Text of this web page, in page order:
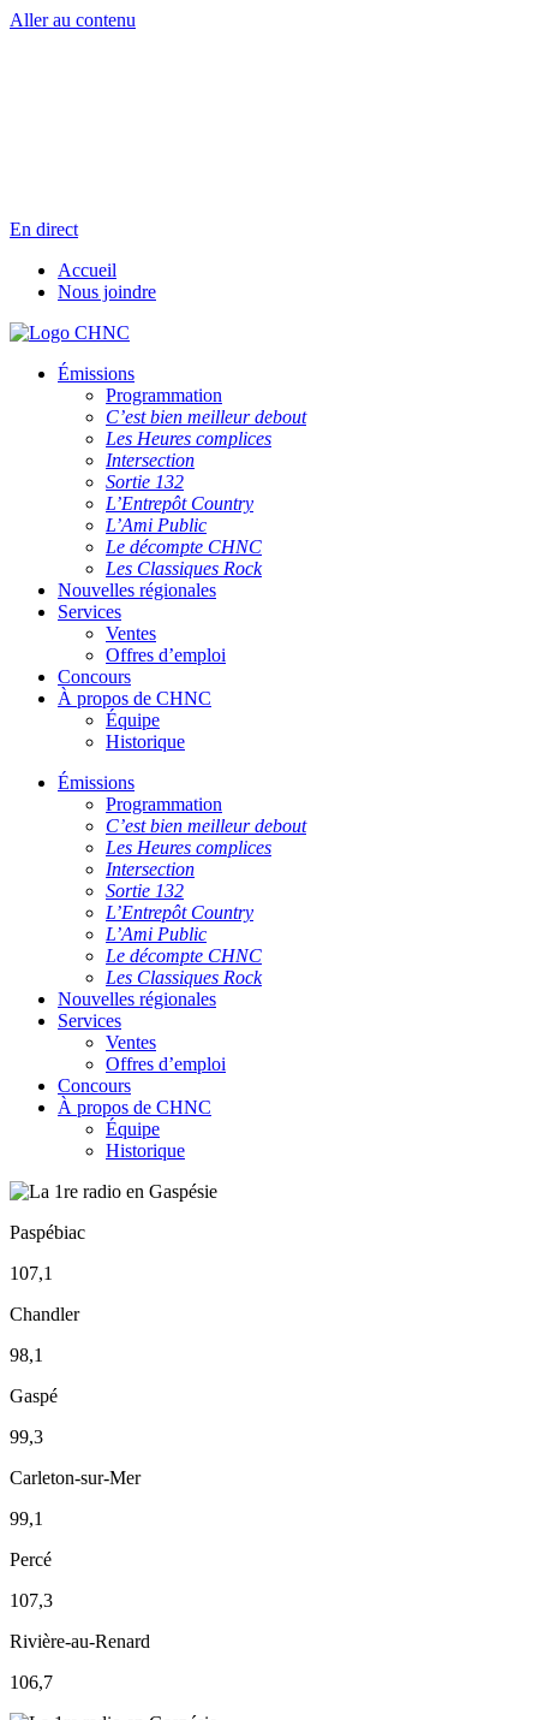
Aller au contenu
En direct
Accueil
Nous joindre
Émissions
Programmation
C’est bien meilleur debout
Les Heures complices
Intersection
Sortie 132
L’Entrepôt Country
L’Ami Public
Le décompte CHNC
Les Classiques Rock
Nouvelles régionales
Services
Ventes
Offres d’emploi
Concours
À propos de CHNC
Équipe
Historique
Émissions
Programmation
C’est bien meilleur debout
Les Heures complices
Intersection
Sortie 132
L’Entrepôt Country
L’Ami Public
Le décompte CHNC
Les Classiques Rock
Nouvelles régionales
Services
Ventes
Offres d’emploi
Concours
À propos de CHNC
Équipe
Historique
Paspébiac
107,1
Chandler
98,1
Gaspé
99,3
Carleton-sur-Mer
99,1
Percé
107,3
Rivière-au-Renard
106,7